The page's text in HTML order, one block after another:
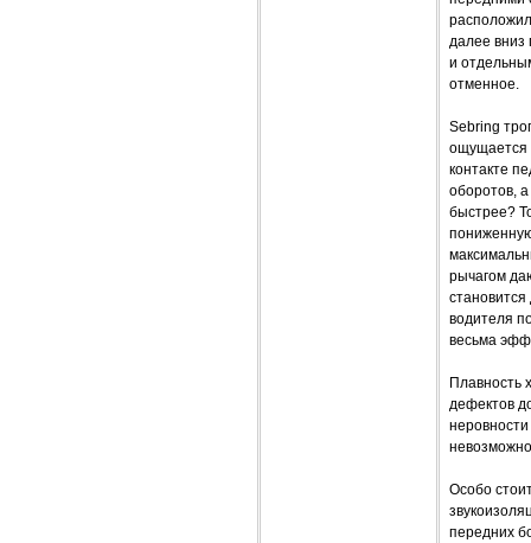
далее вниз
и
отменное.
Sebring
ощущается
контакте
оборотов,
быстрее?
рычагом
водителя
весьма
Плавность
дефектов
Особо
передних